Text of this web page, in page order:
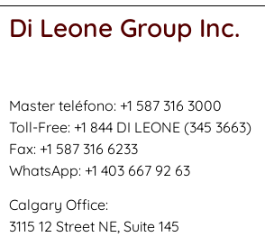
Di Leone Group Inc.
Master teléfono: +1 587 316 3000
Toll-Free: +1 844 DI LEONE (345 3663)
Fax: +1 587 316 6233
WhatsApp: +1 403 667 92 63
Calgary Office:
3115 12 Street NE, Suite 145